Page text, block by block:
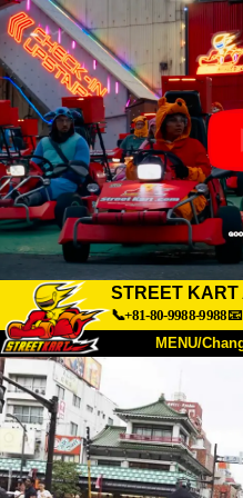
STREET
📞+81-80-9988-9988📧
MENU/
À Propos
Accès